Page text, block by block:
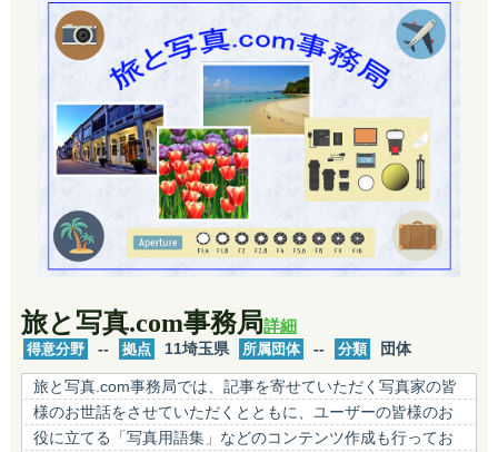
旅と写真.com事務局詳細
得意分野 -- 拠点 11埼玉県 所属団体 -- 分類 団体
旅と写真.com事務局では、記事を寄せていただく写真家の皆
様のお世話をさせていただくとともに、ユーザーの皆様のお
役に立てる「写真用語集」などのコンテンツ作成も行ってお